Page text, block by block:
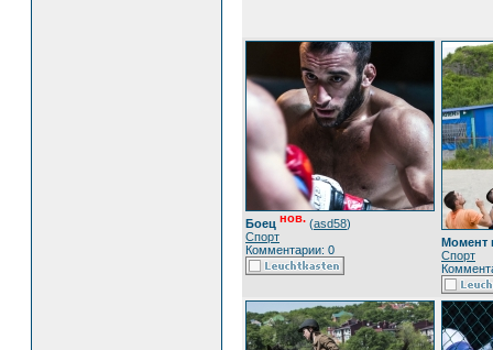
Боец нов. (asd58)
Спорт
Комментарии: 0
Момент
Спорт